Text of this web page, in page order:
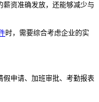
资准确发放，还能够减少与
时，需要综合考虑企业的实
假申请、加班审批、考勤报表